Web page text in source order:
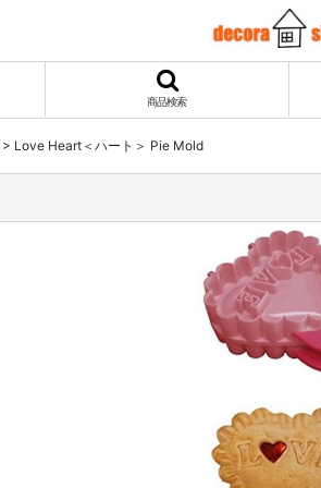
商品検索
> Love Heart＜ハート＞ Pie Mold